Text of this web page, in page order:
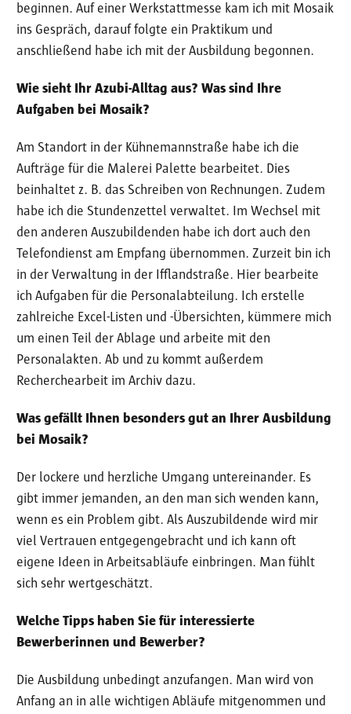
beginnen. Auf einer Werkstattmesse kam ich mit Mosaik
ins Gespräch, darauf folgte ein Praktikum und
anschließend habe ich mit der Ausbildung begonnen.
Wie sieht Ihr Azubi-Alltag aus? Was sind Ihre
Aufgaben bei Mosaik?
Am Standort in der Kühnemannstraße habe ich die
Aufträge für die Malerei Palette bearbeitet. Dies
beinhaltet z. B. das Schreiben von Rechnungen. Zudem
habe ich die Stundenzettel verwaltet. Im Wechsel mit
den anderen Auszubildenden habe ich dort auch den
Telefondienst am Empfang übernommen. Zurzeit bin ich
in der Verwaltung in der Ifflandstraße. Hier bearbeite
ich Aufgaben für die Personalabteilung. Ich erstelle
zahlreiche Excel-Listen und -Übersichten, kümmere mich
um einen Teil der Ablage und arbeite mit den
Personalakten. Ab und zu kommt außerdem
Recherchearbeit im Archiv dazu.
Was gefällt Ihnen besonders gut an Ihrer Ausbildung
bei Mosaik?
Der lockere und herzliche Umgang untereinander. Es
gibt immer jemanden, an den man sich wenden kann,
wenn es ein Problem gibt. Als Auszubildende wird mir
viel Vertrauen entgegengebracht und ich kann oft
eigene Ideen in Arbeitsabläufe einbringen. Man fühlt
sich sehr wertgeschätzt.
Welche Tipps haben Sie für interessierte
Bewerberinnen und Bewerber?
Die Ausbildung unbedingt anzufangen. Man wird von
Anfang an in alle wichtigen Abläufe mitgenommen und